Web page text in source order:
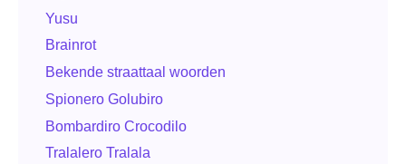
Yusu
Brainrot
Bekende straattaal woorden
Spionero Golubiro
Bombardiro Crocodilo
Tralalero Tralala